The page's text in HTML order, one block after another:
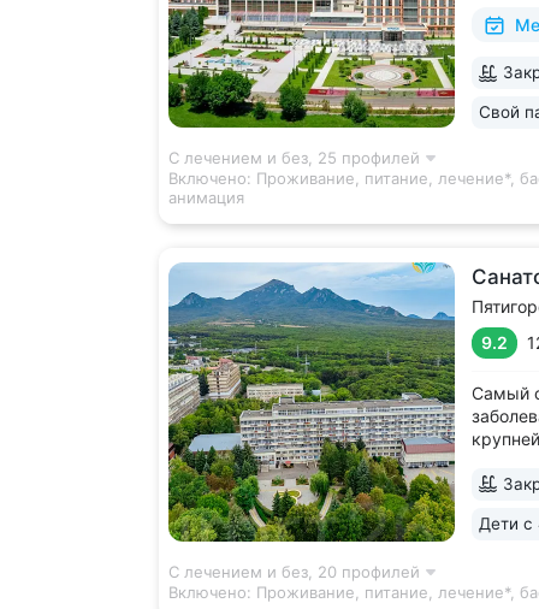
с
есть
Свой
С лечением и без, 25 профилей
Включено: Проживание, питание, лечение*,
анимация
9.2
Самый
В
Дети с
С лечением и без, 20 профилей
Включено: Проживание, питание, лечение*,